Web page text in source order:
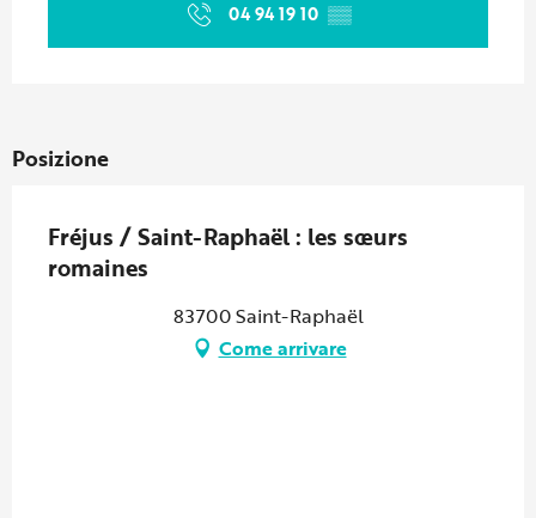
04 94 19 10 ▒▒
Posizione
Fréjus / Saint-Raphaël : les sœurs
romaines
83700 Saint-Raphaël
Come arrivare